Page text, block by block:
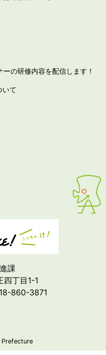
の研修内容を配信します！
いて
課
丁目1-1
860-3871